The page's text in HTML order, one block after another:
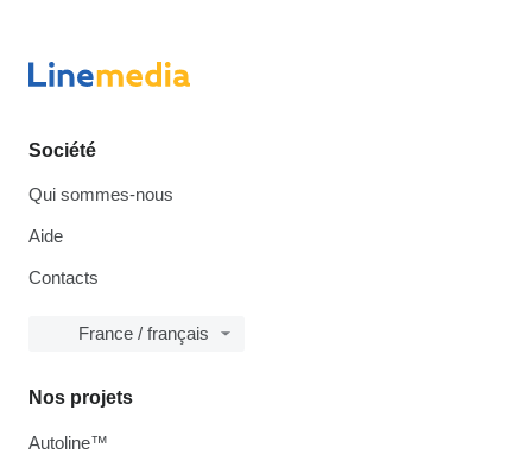
Société
Qui sommes-nous
Aide
Contacts
France / français
Nos projets
Autoline™